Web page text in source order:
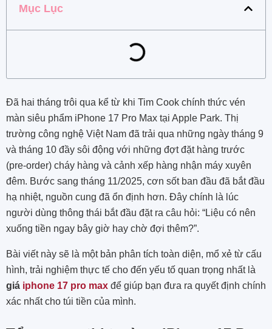
Mục Lục
Đã hai tháng trôi qua kể từ khi Tim Cook chính thức vén
màn siêu phẩm iPhone 17 Pro Max tại Apple Park. Thị
trường công nghệ Việt Nam đã trải qua những ngày tháng 9
và tháng 10 đầy sôi động với những đợt đặt hàng trước
(pre-order) cháy hàng và cảnh xếp hàng nhận máy xuyên
đêm. Bước sang tháng 11/2025, cơn sốt ban đầu đã bắt đầu
hạ nhiệt, nguồn cung đã ổn định hơn. Đây chính là lúc
người dùng thông thái bắt đầu đặt ra câu hỏi: “Liệu có nên
xuống tiền ngay bây giờ hay chờ đợi thêm?”.
Bài viết này sẽ là một bản phân tích toàn diện, mổ xẻ từ cấu
hình, trải nghiệm thực tế cho đến yếu tố quan trọng nhất là
giá iphone 17 pro max để giúp bạn đưa ra quyết định chính
xác nhất cho túi tiền của mình.